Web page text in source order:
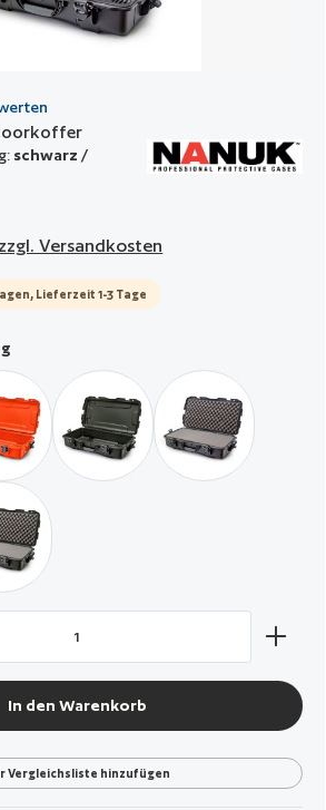
von 0 von 5 Sternen
schwarz /
Versandkosten
Lieferzeit 1-3 Tage
auswählen
orange / leer militär grün / leerschwarz / mit
militär grün / mit Würfelschaumstoff
den gewünschten Wert ein oder
In den Warenkorb
Vergleichsliste hinzufügen